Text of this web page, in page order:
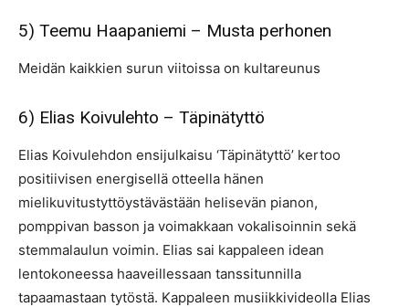
5) Teemu Haapaniemi – Musta perhonen
Meidän kaikkien surun viitoissa on kultareunus
6) Elias Koivulehto – Täpinätyttö
Elias Koivulehdon ensijulkaisu ‘Täpinätyttö’ kertoo
positiivisen energisellä otteella hänen
mielikuvitustyttöystävästään helisevän pianon,
pomppivan basson ja voimakkaan vokalisoinnin sekä
stemmalaulun voimin. Elias sai kappaleen idean
lentokoneessa haaveillessaan tanssitunnilla
tapaamastaan tytöstä. Kappaleen musiikkivideolla Elias